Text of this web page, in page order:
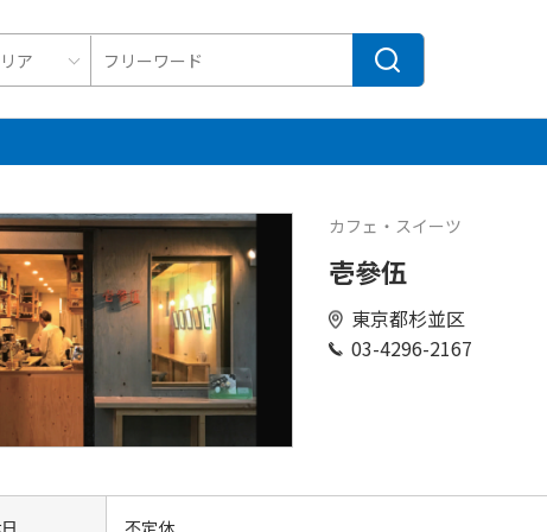
カフェ・スイーツ
壱參伍
東京都杉並区
03-4296-2167
不定休